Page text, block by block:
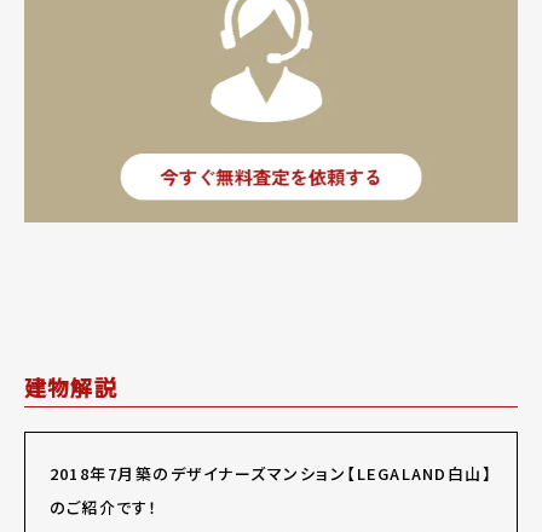
建物解説
2018年7月築のデザイナーズマンション【LEGALAND白山】
のご紹介です！